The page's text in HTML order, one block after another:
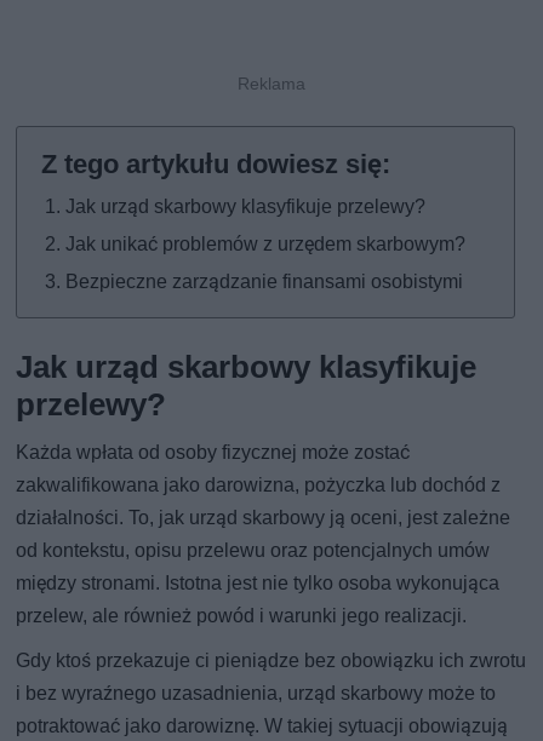
Jak urząd skarbowy klasyfikuje przelewy?
Jak unikać problemów z urzędem skarbowym?
Bezpieczne zarządzanie finansami osobistymi
Jak urząd skarbowy klasyfikuje
przelewy?
Każda wpłata od osoby fizycznej może zostać
zakwalifikowana jako darowizna, pożyczka lub dochód z
działalności. To, jak urząd skarbowy ją oceni, jest zależne
od kontekstu, opisu przelewu oraz potencjalnych umów
między stronami. Istotna jest nie tylko osoba wykonująca
przelew, ale również powód i warunki jego realizacji.
Gdy ktoś przekazuje ci pieniądze bez obowiązku ich zwrotu
i bez wyraźnego uzasadnienia, urząd skarbowy może to
potraktować jako darowiznę. W takiej sytuacji obowiązują